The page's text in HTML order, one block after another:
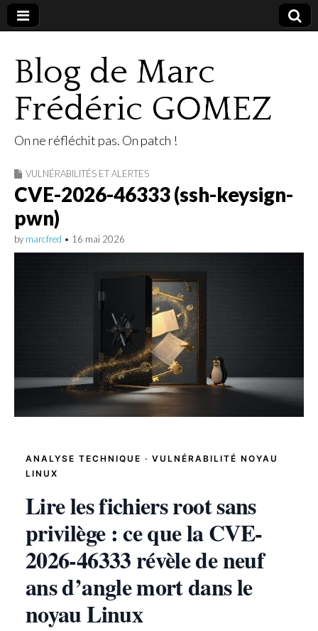
Blog de Marc
Frédéric GOMEZ
On ne réfléchit pas. On patch !
VULNÉRABILITÉS ET ALERTES
CVE-2026-46333 (ssh-keysign-
pwn)
by marcfred • 16 mai 2026
ANALYSE TECHNIQUE · VULNÉRABILITÉ NOYAU
LINUX
Lire les fichiers root sans
privilège : ce que la CVE-
2026-46333 révèle de neuf
ans d’angle mort dans le
noyau Linux